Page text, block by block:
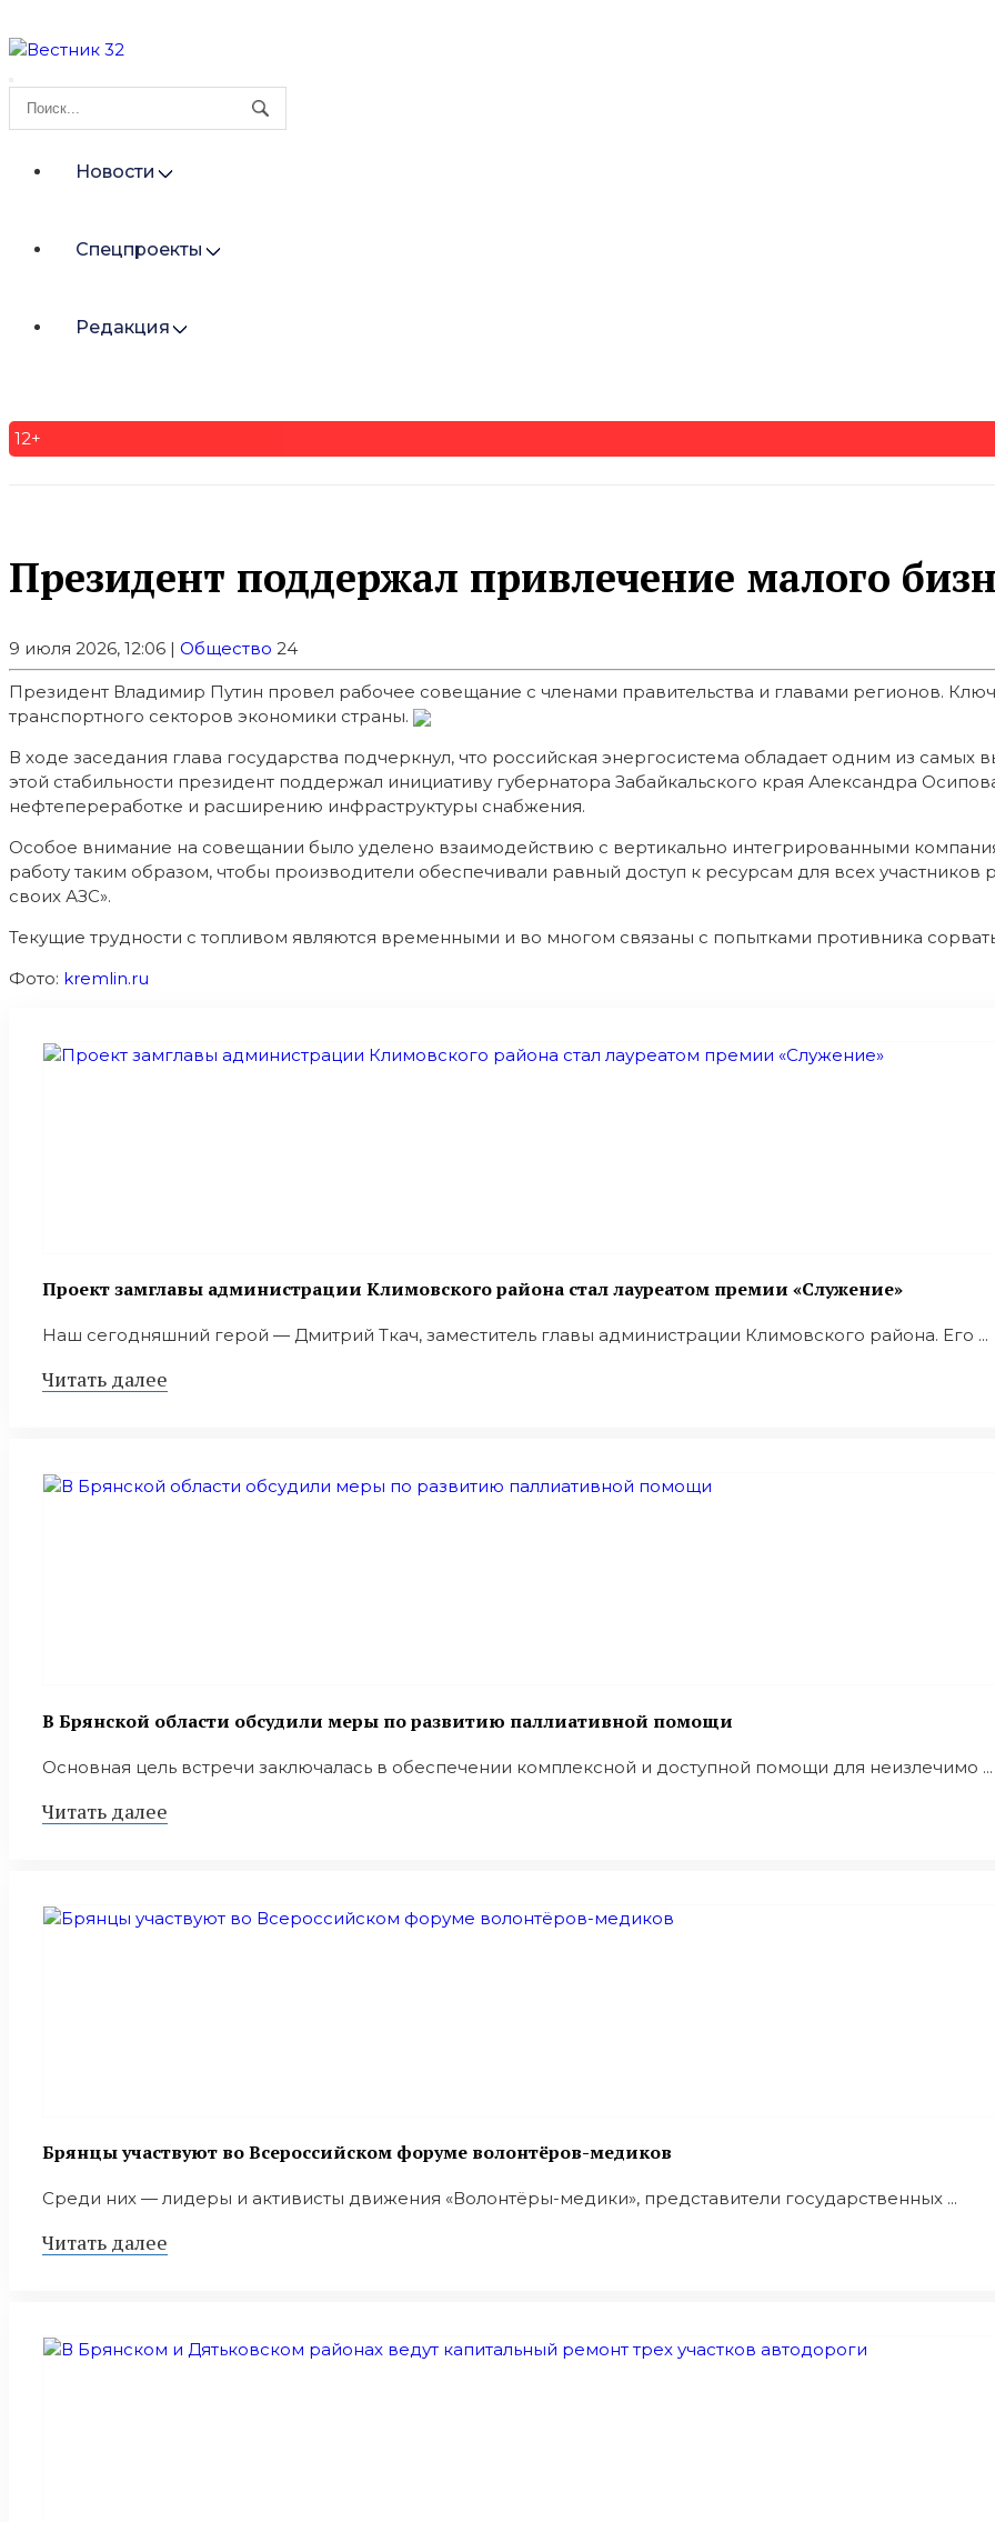
Новости
Спецпроекты
Редакция
12+
Президент поддержал привлечение малого
9 июля 2026, 12:06 | Общество 24
Президент Владимир Путин провел рабочее совещание с членами правительства и главами регионов.
транспортного секторов экономики страны.
В ходе заседания глава государства подчеркнул, что российская энергосистема обладает одним из самых
этой стабильности президент поддержал инициативу губернатора Забайкальского края Александра
нефтепереработке и расширению инфраструктуры снабжения.
Особое внимание на совещании было уделено взаимодействию с вертикально интегрированными
работу таким образом, чтобы производители обеспечивали равный доступ к ресурсам для всех
своих АЗС».
Текущие трудности с топливом являются временными и во многом связаны с попытками противника
Фото: kremlin.ru
Проект замглавы администрации Климовского района стал лауреатом премии «Служение»
Наш сегодняшний герой — Дмитрий Ткач, заместитель главы администрации Климовского района. Его ...
Читать далее
В Брянской области обсудили меры по развитию паллиативной помощи
Основная цель встречи заключалась в обеспечении комплексной и доступной помощи для неизлечимо ...
Читать далее
Брянцы участвуют во Всероссийском форуме волонтёров-медиков
Среди них — лидеры и активисты движения «Волонтёры-медики», представители государственных ...
Читать далее